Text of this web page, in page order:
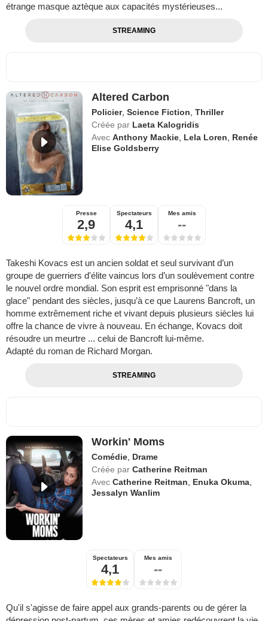
étrange masque aztèque aux capacités mystérieuses...
STREAMING
Altered Carbon
Policier,Science Fiction,Thriller
Créée par Laeta Kalogridis
Avec Anthony Mackie, Lela Loren, Renée
Elise Goldsberry
Presse
2,9
Spectateurs
4,1
Mes amis
--
Takeshi Kovacs est un ancien soldat et seul survivant d’un
groupe de guerriers d'élite vaincus lors d’un soulèvement contre
le nouvel ordre mondial. Son esprit est emprisonné "dans la
glace" pendant des siècles, jusqu’à ce que Laurens Bancroft, un
homme extrêmement riche et vivant depuis plusieurs siècles lui
offre la chance de vivre à nouveau. En échange, Kovacs doit
résoudre un meurtre ... celui de Bancroft lui-même.
Adapté du roman de Richard Morgan.
STREAMING
Workin' Moms
Comédie, Drame
Créée par Catherine Reitman
Avec Catherine Reitman, Enuka Okuma,
Jessalyn Wanlim
Spectateurs
4,1
Mes amis
--
Qu'il s'agisse de faire appel aux grands-parents ou de gérer la